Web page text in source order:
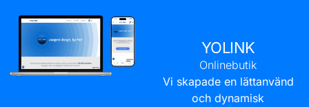
YOLINK
Onlinebutik
Vi skapade en lättanvänd
och dynamisk